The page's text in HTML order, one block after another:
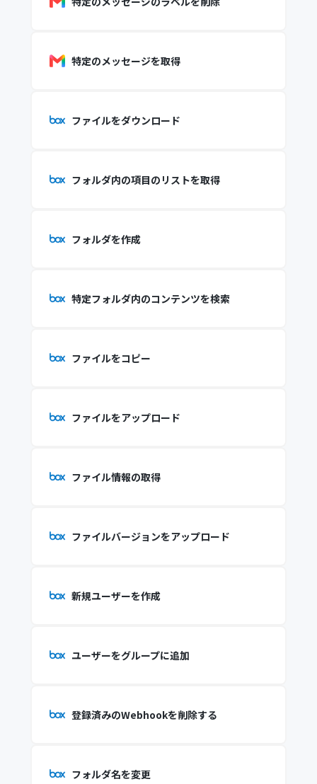
特定のメッセージを取得
ファイルをダウンロード
フォルダ内の項目のリストを取得
フォルダを作成
特定フォルダ内のコンテンツを検索
ファイルをコピー
ファイルをアップロード
ファイル情報の取得
ファイルバージョンをアップロード
新規ユーザーを作成
ユーザーをグループに追加
登録済みのWebhookを削除する
フォルダ名を変更